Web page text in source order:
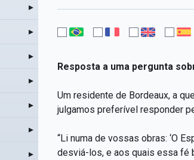
▸
▸
▸
▸
▸
▸
▸
Resposta a uma pergunta
Um residente de Bordeaux, a
julgamos preferível responder
“Li numa de vossas obras: ‘O
desviá-los, e aos quais essa fé